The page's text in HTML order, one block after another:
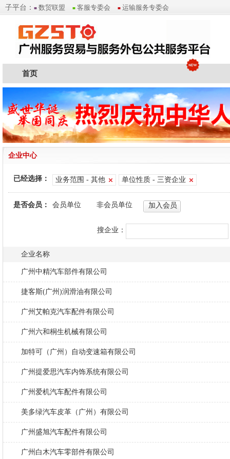
子平台： ■ 数贸联盟 ■ 客服专委会 ■ 运输服务专委会
首页
企业中心
已经选择： 业务范围 - 其他 单位性质 - 三资企业
是否会员： 会员单位 非会员单位 加入会员
搜企业：
企业名称
广州中精汽车部件有限公司
捷客斯(广州)润滑油有限公司
广州艾帕克汽车配件有限公司
广州六和桐生机械有限公司
加特可（广州）自动变速箱有限公司
广州提爱思汽车内饰系统有限公司
广州爱机汽车配件有限公司
美多绿汽车皮革（广州）有限公司
广州盛旭汽车配件有限公司
广州白木汽车零部件有限公司